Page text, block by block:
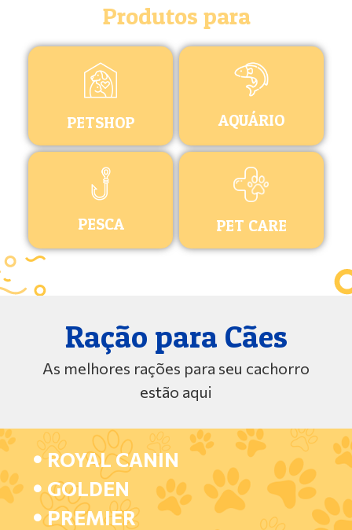
Produtos para
PETSHOP AQUÁRIO
PESCA PET CARE
Ração para Cães
As melhores rações para seu cachorro
estão aqui
ROYAL CANIN
GOLDEN
PREMIER